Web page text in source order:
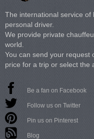
The international service of
personal driver.
We provide private
world.
You can send your request
price for a trip or select the
Be a fan on Facebook
Follow us on Twitter
Pin us on Pinterest
Blog